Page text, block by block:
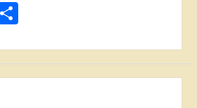
Поділитися